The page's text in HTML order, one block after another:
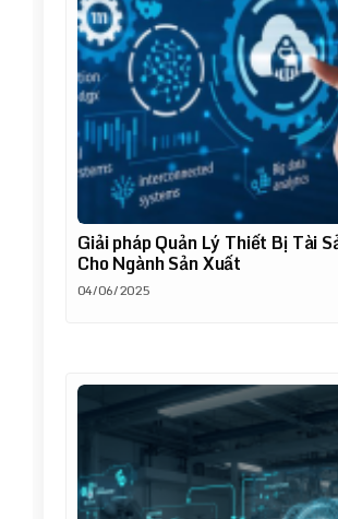
Giải pháp Quản Lý Thiết Bị Tài
Cho Ngành Sản Xuất
04/06/2025